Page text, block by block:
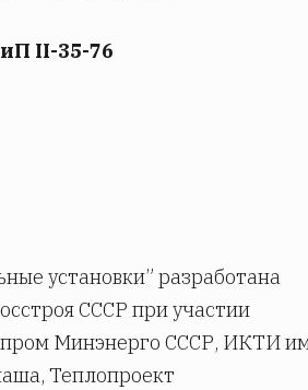
II-35-76
установки” разработана
СССР при участии
Минэнерго СССР, ИКТИ
Теплопроект